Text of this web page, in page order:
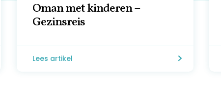
Oman met kinderen –
Gezinsreis
Lees artikel